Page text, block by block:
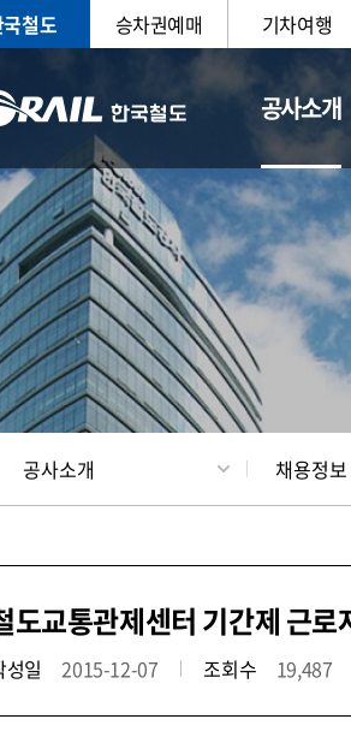
철도 승차권예매 기차여행
공사소개
일반현황
공사소개 채용정보
도교통관제센터 기간제 근로
성일 2015-12-07 조회수 19,487